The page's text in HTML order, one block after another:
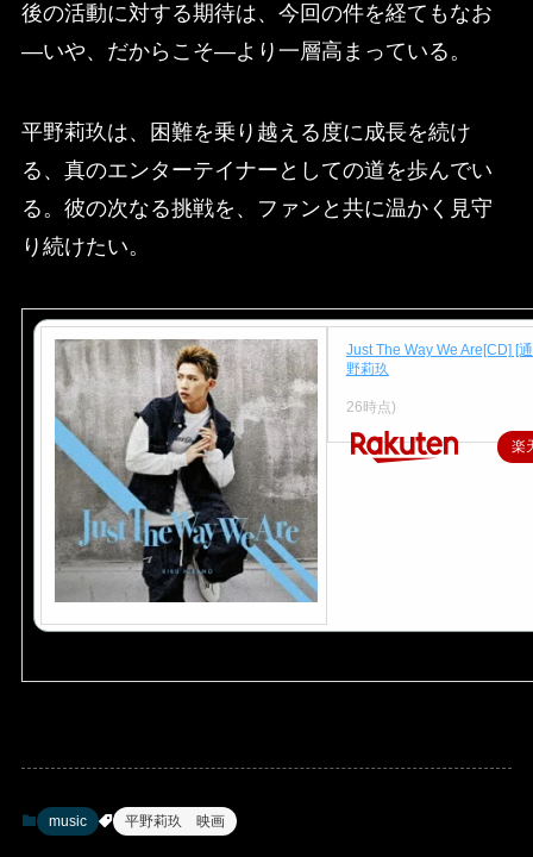
後の活動に対する期待は、今回の件を経てもなお
—いや、だからこそ—より一層高まっている。
平野莉玖は、困難を乗り越える度に成長を続け
る、真のエンターテイナーとしての道を歩んでい
る。彼の次なる挑戦を、ファンと共に温かく見守
り続けたい。
Just The Way We Are[CD] [
野莉玖
26時点)
楽
music 平野莉玖 映画